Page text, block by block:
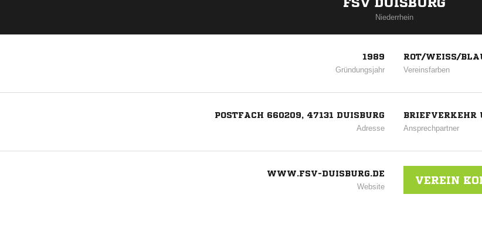
FSV DUISBURG
Niederrhein
1989
Gründungsjahr
ROT/WEISS/BLAU
Vereinsfarben
POSTFACH 660209, 47131 DUISBURG
Adresse
BRIEFVERKEHR
Ansprechpartner
WWW.FSV-DUISBURG.DE
Website
VEREIN